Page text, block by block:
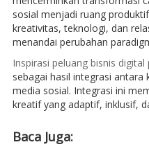
sosial menjadi ruang
kreativitas, teknologi, dan
menandai perubahan
Inspirasi peluang bisnis
sebagai hasil integrasi antara
media sosial. Integrasi ini
kreatif yang adaptif, inklusif,
Baca Juga: